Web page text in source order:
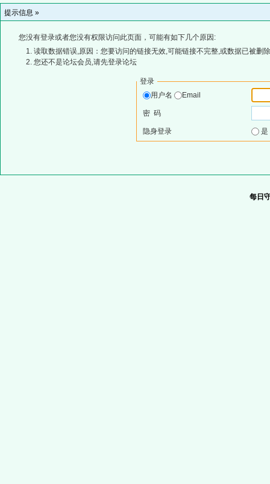
提示信息 »
您没有登录或者您没有权限访问此页面，可能有如下几个原因:
读取数据错误,原因：您要访问的链接无效,可能链接不完整,或数据已被删
您还不是论坛会员,请先登录论坛
登录
用户名
Email
密 码
隐身登录
每日